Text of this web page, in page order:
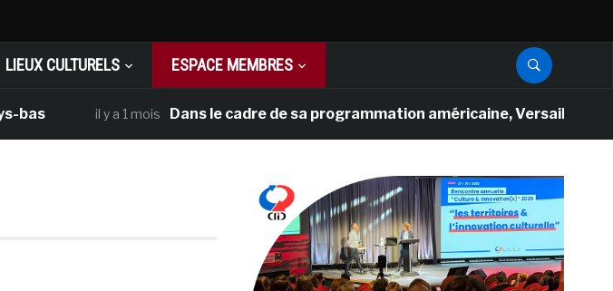
LIEUX CULTURELS ESPACE MEMBRES
il y a 1 mois Dans le cadre de sa programmation américaine, Versailles